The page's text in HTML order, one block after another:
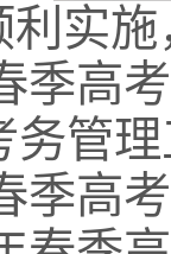
利实
季高
务管
季高